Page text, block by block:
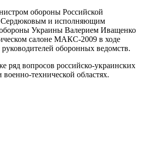
обороны Российской
и исполняющим
Украины Валерием Иващенко
салоне МАКС-2009 в ходе
руководителей оборонных ведомств.
ряд вопросов российско-украинских
технической областях.